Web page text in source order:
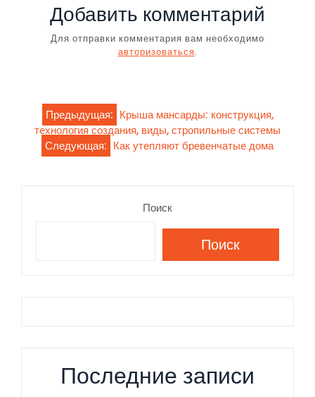
Добавить комментарий
Для отправки комментария вам необходимо
авторизоваться.
Навигация
Предыдущая: Крыша мансарды: конструкция,
технология создания, виды, стропильные системы
Следующая: Как утепляют бревенчатые дома
Поиск
Поиск
Последние записи